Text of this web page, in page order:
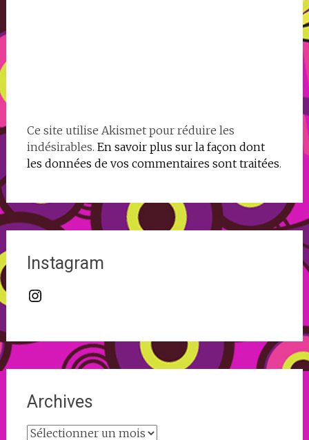
Ce site utilise Akismet pour réduire les
indésirables. En savoir plus sur la façon dont
les données de vos commentaires sont traitées.
Instagram
Instagram
Archives
Archives